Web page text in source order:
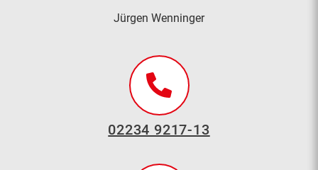
Jürgen Wenninger
02234 9217-13